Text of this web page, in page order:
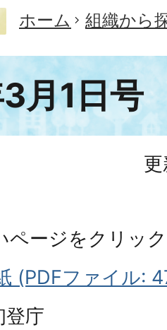
ホーム 組織から
月1日号
ページをクリッ
(PDFファイル:
登庁